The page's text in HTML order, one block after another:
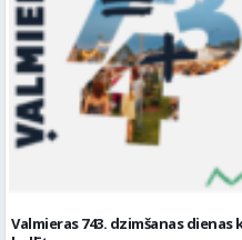
Valmieras 743. dzimšanas
ballīte